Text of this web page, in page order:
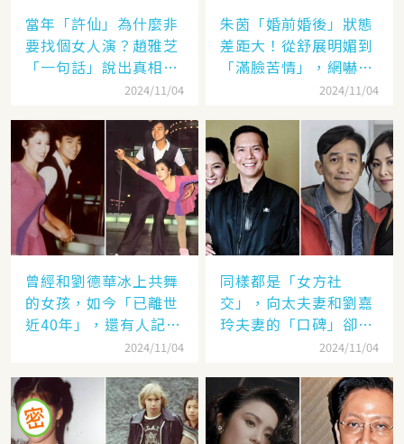
當年「許仙」為什麼非
要找個女人演？趙雅芝
「一句話」說出真相，
網友：葉童太厲害2024/11/04
朱茵「婚前婚後」狀態
差距大！從舒展明媚到
「滿臉苦情」，網嚇：
到底經歷了什麼眼里都
2024/11/04
曾經和劉德華冰上共舞
的女孩，如今「已離世
近40年」，還有人記得
2024/11/04
同樣都是「女方社
交」，向太夫妻和劉嘉
玲夫妻的「口碑」卻差
太遠：聽她們對「另一
2024/11/04